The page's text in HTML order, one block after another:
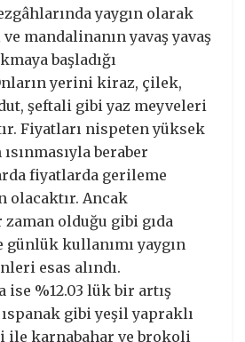
yaygın olarak
mandalinanın yavaş yavaş
başladığı
yerini kiraz, çilek,
şeftali gibi yaz meyveleri
Fiyatları nispeten yüksek
beraber
fiyatlarda gerileme
olacaktır. Ancak
olduğu gibi gıda
günlük kullanımı yaygın
esas alındı.
ise %12.03 lük bir artış
gibi yeşil yapraklı
ile karnabahar ve brokoli